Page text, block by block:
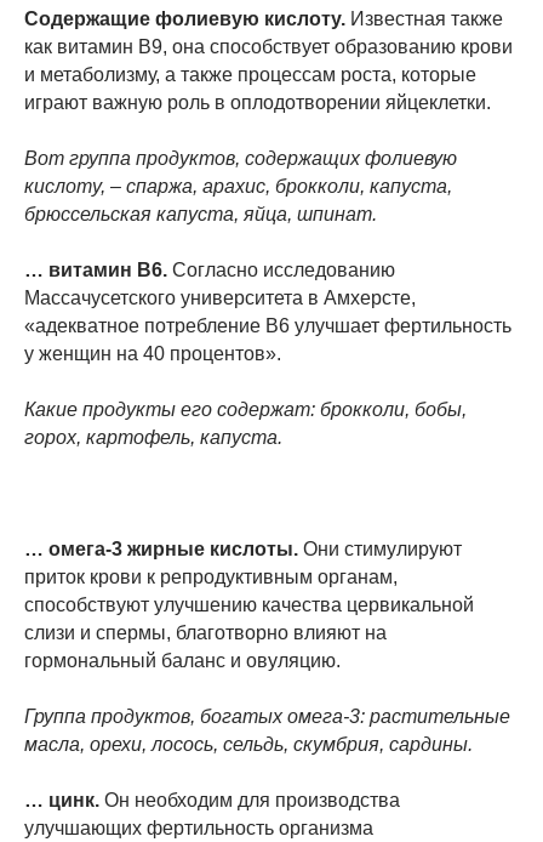
Содержащие фолиевую кислоту. Известная также
как витамин B9, она способствует образованию крови
и метаболизму, а также процессам роста, которые
играют важную роль в оплодотворении яйцеклетки.
Вот группа продуктов, содержащих фолиевую
кислоту, – спаржа, арахис, брокколи, капуста,
брюссельская капуста, яйца, шпинат.
… витамин B6. Согласно исследованию
Массачусетского университета в Амхерсте,
«адекватное потребление B6 улучшает фертильность
у женщин на 40 процентов».
Какие продукты его содержат: брокколи, бобы,
горох, картофель, капуста.
… омега-3 жирные кислоты. Они стимулируют
приток крови к репродуктивным органам,
способствуют улучшению качества цервикальной
слизи и спермы, благотворно влияют на
гормональный баланс и овуляцию.
Группа продуктов, богатых омега-3: растительные
масла, орехи, лосось, сельдь, скумбрия, сардины.
… цинк. Он необходим для производства
улучшающих фертильность организма